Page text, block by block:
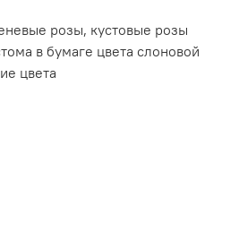
розы, кустовые розы
в бумаге цвета слоновой
цвета